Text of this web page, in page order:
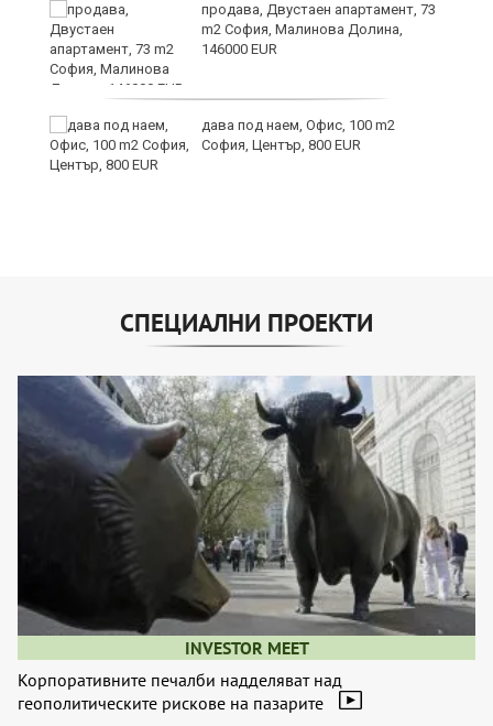
продава, Двустаен апартамент, 73
m2 София, Малинова Долина,
146000 EUR
дава под наем, Офис, 100 m2
София, Център, 800 EUR
СПЕЦИАЛНИ ПРОЕКТИ
INVESTOR MEET
Корпоративните печалби надделяват над
геополитическите рискове на пазарите